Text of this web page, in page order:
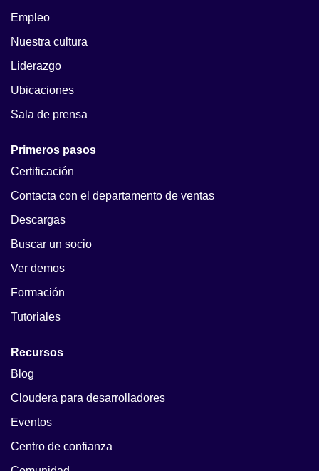
Empleo
Nuestra cultura
Liderazgo
Ubicaciones
Sala de prensa
Primeros pasos
Certificación
Contacta con el departamento de ventas
Descargas
Buscar un socio
Ver demos
Formación
Tutoriales
Recursos
Blog
Cloudera para desarrolladores
Eventos
Centro de confianza